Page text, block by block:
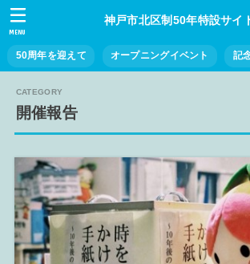
神戸市北区制50年特設サイ
50周年を迎えて オープニングイベント 記
MENU
開催報告